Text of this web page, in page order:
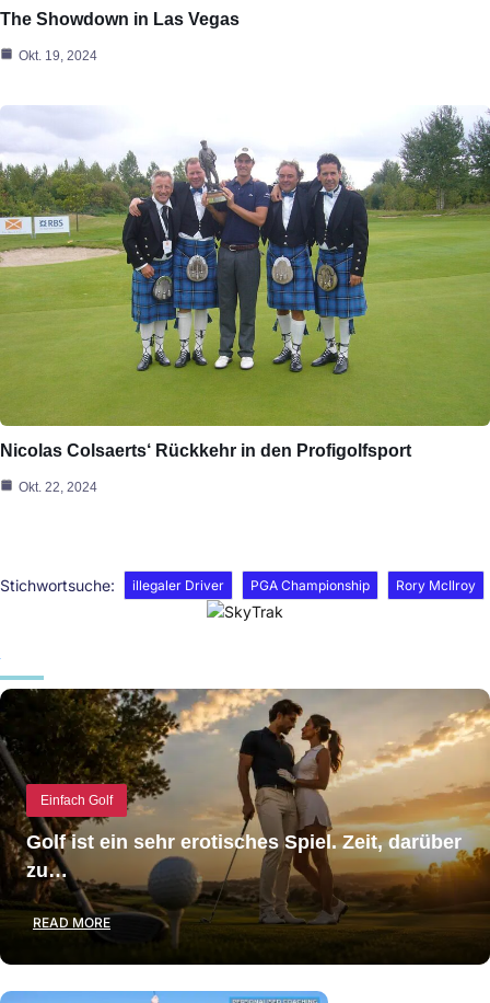
The Showdown in Las Vegas
Okt. 19, 2024
Nicolas Colsaerts‘ Rückkehr in den Profigolfsport
Okt. 22, 2024
Stichwortsuche: illegaler Driver PGA Championship Rory McIlroy
Einfach Golf
Golf ist ein sehr erotisches Spiel. Zeit, darüber
zu…
READ MORE